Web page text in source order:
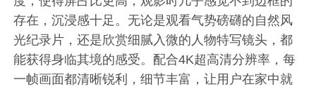
存在，沉浸感十足。无论是观看气势磅礴的自然风
光纪录片，还是欣赏细腻入微的人物特写镜头，都
能获得身临其境的感受。配合4K超高清分辨率，每
一帧画面都清晰锐利，细节丰富，让用户在家中就